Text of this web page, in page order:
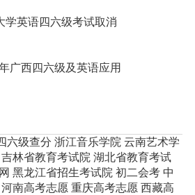
学英语四六级考试取消
广西四六级及英语应用
六级查分 浙江音乐学院 云南艺术学
吉林省教育考试院 湖北省教育考试
黑龙江省招生考试院 初二会考 中
河南高考志愿 重庆高考志愿 西藏高